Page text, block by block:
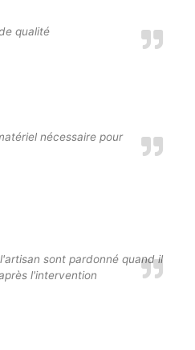
qualité
nécessaire pour
sont pardonné quand il
l'intervention